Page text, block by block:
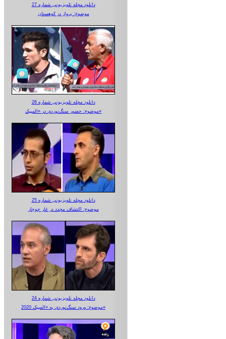
دانلود مجله تلویزیونی شماره 27
موضوع: پرواز در کوهستان
دانلود مجله تلویزیونی شماره 26
موضوع: حضور سنگ‌نوردی در «المپیک»
دانلود مجله تلویزیونی شماره 25
موضوع: اکتشاف مجدد در غار جوجار
دانلود مجله تلویزیونی شماره 24
موضوع: ورود سنگ‌نوردی به «المپیک 2020»